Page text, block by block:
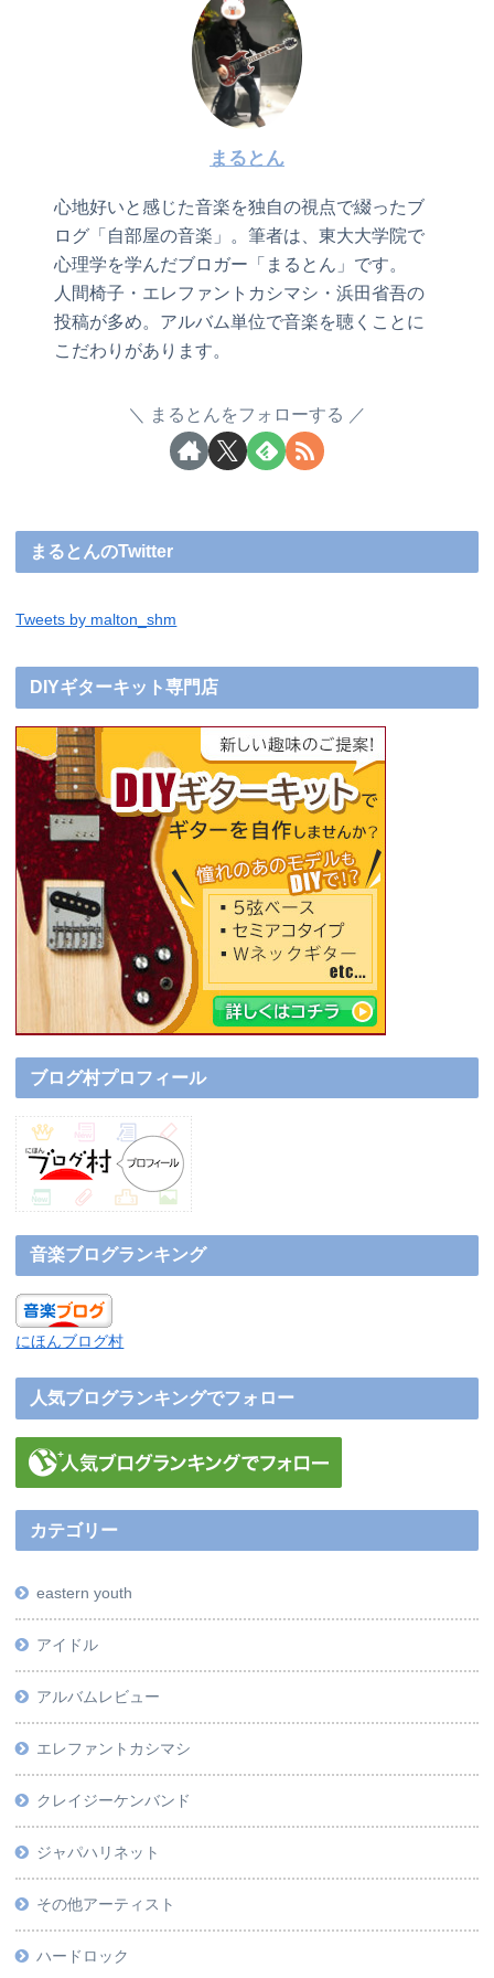
まるとん
心地好いと感じた音楽を独自の視点で綴ったブ
ログ「自部屋の音楽」。筆者は、東大大学院で
心理学を学んだブロガー「まるとん」です。
人間椅子・エレファントカシマシ・浜田省吾の
投稿が多め。アルバム単位で音楽を聴くことに
こだわりがあります。
まるとんをフォローする
まるとんのTwitter
Tweets by malton_shm
DIYギターキット専門店
ブログ村プロフィール
音楽ブログランキング
にほんブログ村
人気ブログランキングでフォロー
カテゴリー
eastern youth
アイドル
アルバムレビュー
エレファントカシマシ
クレイジーケンバンド
ジャパハリネット
その他アーティスト
ハードロック